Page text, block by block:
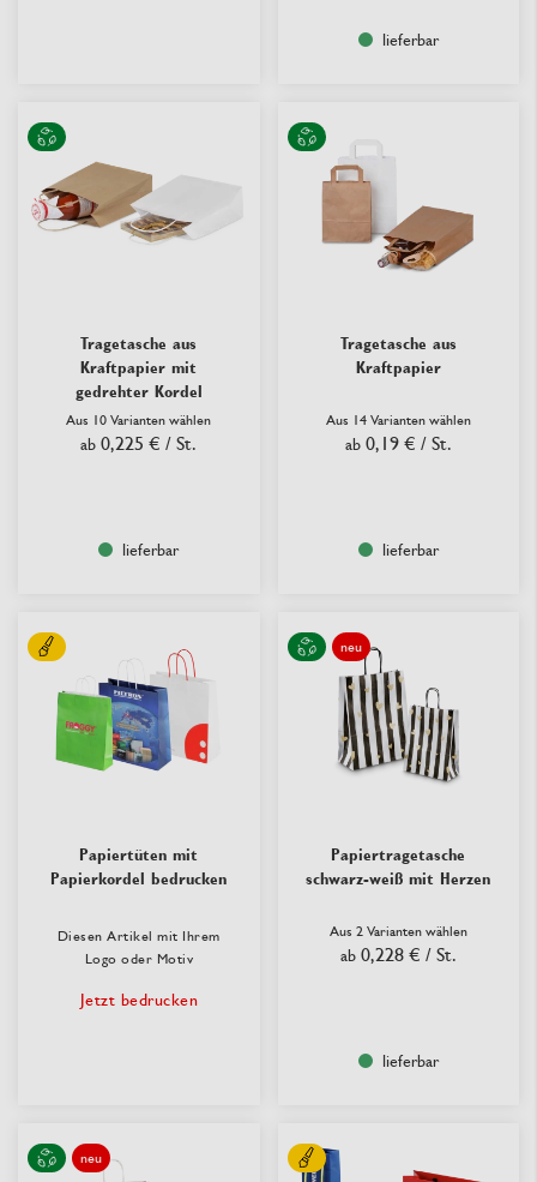
lieferbar
Tragetasche aus
Kraftpapier mit
gedrehter Kordel
Aus 10 Varianten wählen
ab 0,225 € / St.
lieferbar
Tragetasche aus
Kraftpapier
Aus 14 Varianten wählen
ab 0,19 € / St.
lieferbar
Papiertüten mit
Papierkordel bedrucken
Diesen Artikel mit Ihrem
Logo oder Motiv
Jetzt bedrucken
neu
Papiertragetasche
schwarz-weiß mit Herzen
Aus 2 Varianten wählen
ab 0,228 € / St.
lieferbar
neu